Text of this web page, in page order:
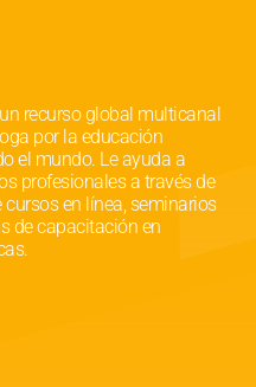
recurso global multicanal
por la educación
el mundo. Le ayuda a
profesionales a través de
en línea, seminarios
de capacitación en